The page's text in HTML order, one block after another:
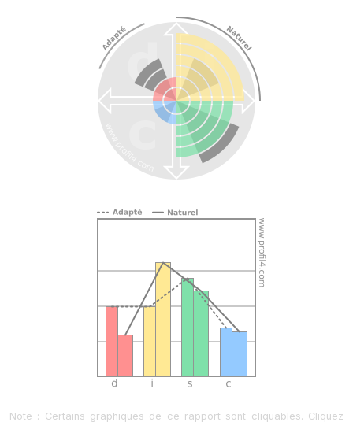
Note : Certains graphiques de ce rapport sont cliquables. Cliquez